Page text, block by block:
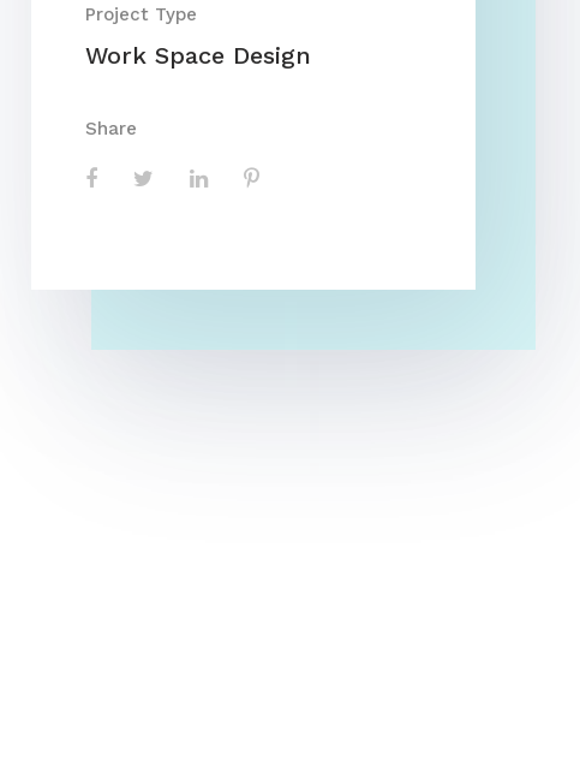
Project Type
Work Space Design
Share